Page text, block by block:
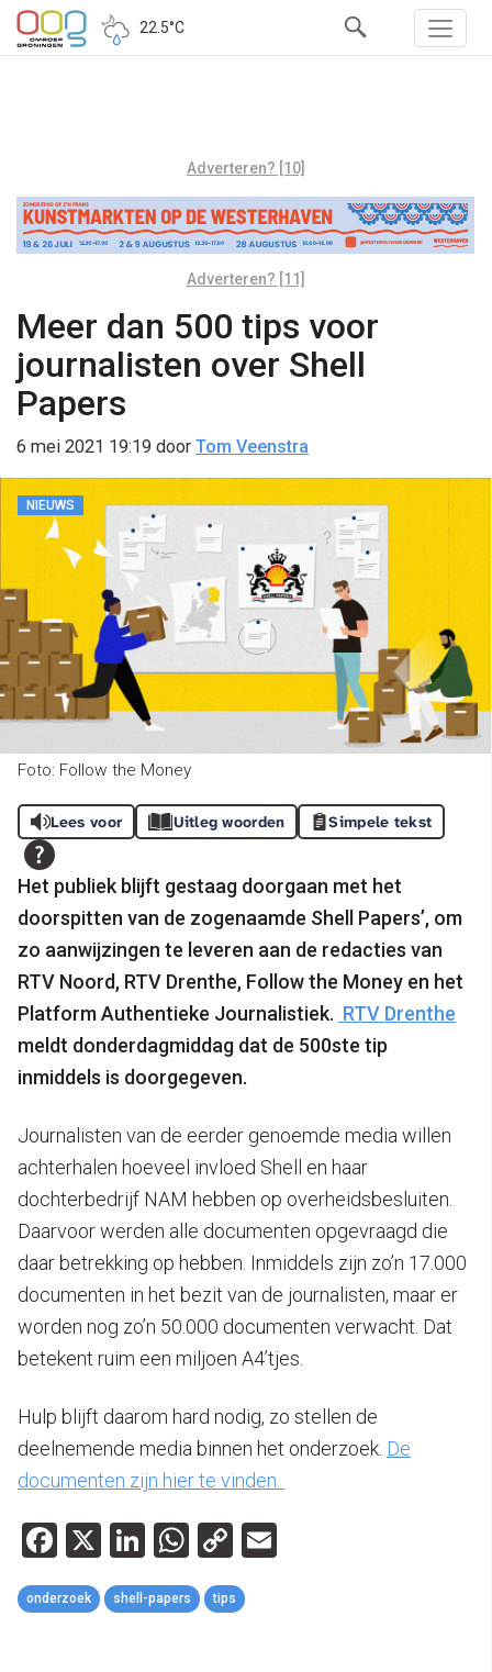
22.5°C
Adverteren? [10]
Adverteren? [11]
Meer dan 500 tips voor
journalisten over Shell
Papers
6 mei 2021 19:19 door Tom Veenstra
NIEUWS
Foto: Follow the Money
Lees voor Uitleg woorden Simpele tekst
Het publiek blijft gestaag doorgaan met het
doorspitten van de zogenaamde Shell Papers’, om
zo aanwijzingen te leveren aan de redacties van
RTV Noord, RTV Drenthe, Follow the Money en het
Platform Authentieke Journalistiek. RTV Drenthe
meldt donderdagmiddag dat de 500ste tip
inmiddels is doorgegeven.
Journalisten van de eerder genoemde media willen
achterhalen hoeveel invloed Shell en haar
dochterbedrijf NAM hebben op overheidsbesluiten.
Daarvoor werden alle documenten opgevraagd die
daar betrekking op hebben. Inmiddels zijn zo’n 17.000
documenten in het bezit van de journalisten, maar er
worden nog zo’n 50.000 documenten verwacht. Dat
betekent ruim een miljoen A4’tjes.
Hulp blijft daarom hard nodig, zo stellen de
deelnemende media binnen het onderzoek. De
documenten zijn hier te vinden.
Facebook
X LinkedIn
WhatsApp
Copy
Link
onderzoek shell-papers tips